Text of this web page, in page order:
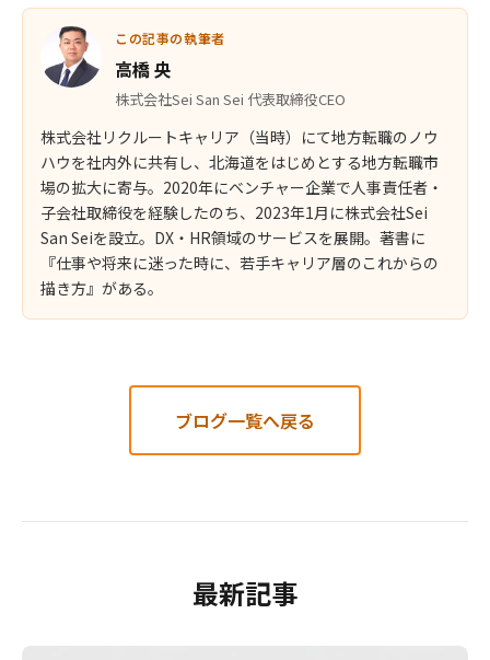
この記事の執筆者
高橋 央
株式会社Sei San Sei 代表取締役CEO
株式会社リクルートキャリア（当時）にて地方転職のノウ
ハウを社内外に共有し、北海道をはじめとする地方転職市
場の拡大に寄与。2020年にベンチャー企業で人事責任者・
子会社取締役を経験したのち、2023年1月に株式会社Sei
San Seiを設立。DX・HR領域のサービスを展開。著書に
『仕事や将来に迷った時に、若手キャリア層のこれからの
描き方』がある。
ブログ一覧へ戻る
最新記事